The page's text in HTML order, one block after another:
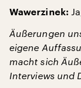
Wawerzinek:
Äußerungen
eigene
macht sich
Interviews und